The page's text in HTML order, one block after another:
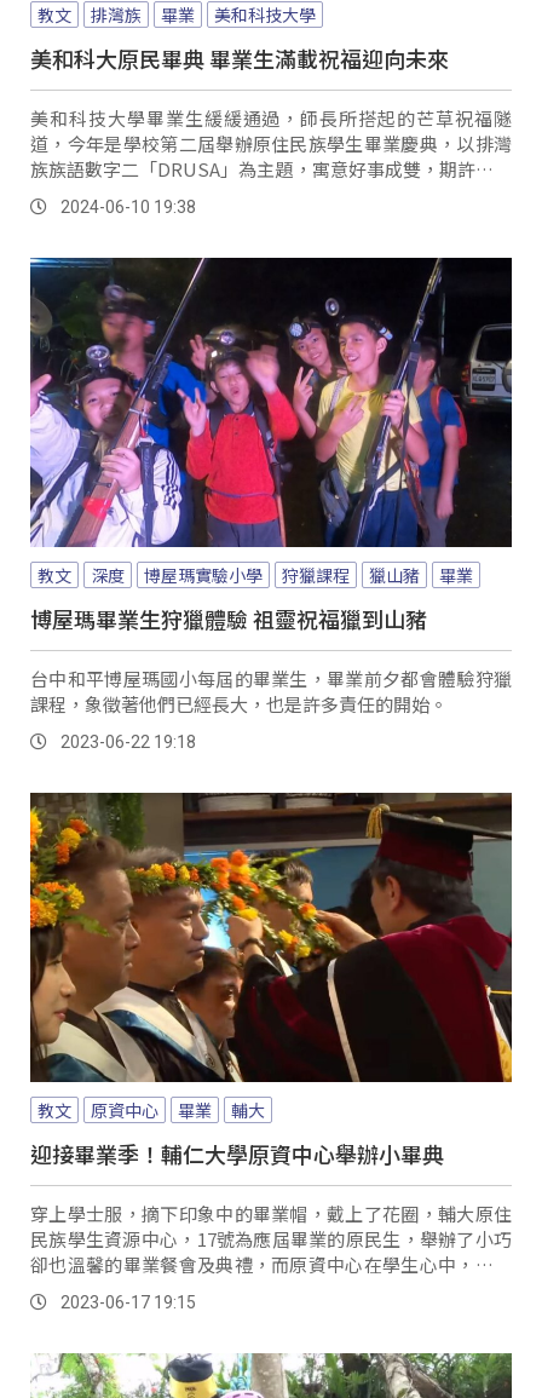
教文 排灣族 畢業 美和科技大學
美和科大原民畢典 畢業生滿載祝福迎向未來
美和科技大學畢業生緩緩通過，師長所搭起的芒草祝福隧
道，今年是學校第二屆舉辦原住民族學生畢業慶典，以排灣
族族語數字二「DRUSA」為主題，寓意好事成雙，期許畢業
生以文化為底氣、以身分為光榮。
2024-06-10 19:38
教文 深度 博屋瑪實驗小學 狩獵課程 獵山豬 畢業
博屋瑪畢業生狩獵體驗 祖靈祝福獵到山豬
台中和平博屋瑪國小每屆的畢業生，畢業前夕都會體驗狩獵
課程，象徵著他們已經長大，也是許多責任的開始。
2023-06-22 19:18
教文 原資中心 畢業 輔大
迎接畢業季！輔仁大學原資中心舉辦小畢典
穿上學士服，摘下印象中的畢業帽，戴上了花圈，輔大原住
民族學生資源中心，17號為應屆畢業的原民生，舉辦了小巧
卻也溫馨的畢業餐會及典禮，而原資中心在學生心中，更像
是離鄉背井到都會讀書時的避風港，受獎畢業生代表，就讀
電機系阿美族的黃子凡，除了分享原資中心在課業上給予的
手。
2023-06-17 19:15